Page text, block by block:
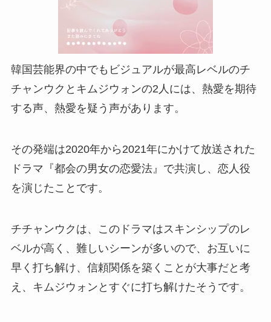
韓国芸能界の中でもビジュアルが最高レベルのチ
チャンウクとキムジウォンの2人には、熱愛を期待
する声、熱愛を疑う声があります。
その発端は2020年から2021年にかけて放送された
ドラマ『都会の男女の恋愛法』で共演し、恋人役
を演じたことです。
チチャンウクは、このドラマはスキンシップのレ
ベルが高く、難しいシーンが多いので、お互いに
早く打ち解け、信頼関係を築くことが大事だと考
え、キムジウォンとすぐに打ち解けたそうです。